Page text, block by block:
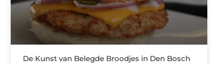
De Kunst van Belegde Broodjes in Den Bosch